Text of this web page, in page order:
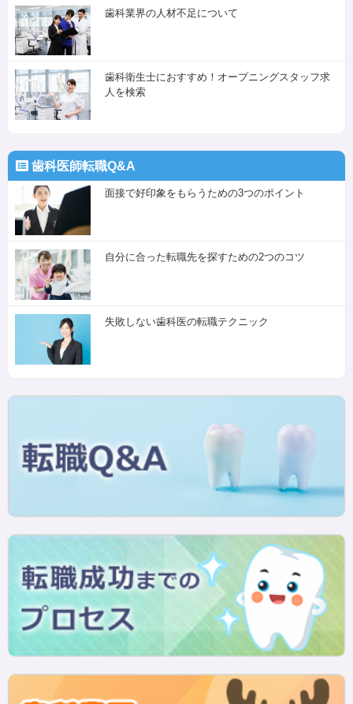
歯科業界の人材不足について
歯科衛生士におすすめ！オープニングスタッフ求
人を検索
歯科医師転職Q&A
面接で好印象をもらうための3つのポイント
自分に合った転職先を探すための2つのコツ
失敗しない歯科医の転職テクニック